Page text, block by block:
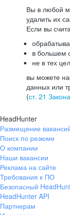
Вы в любой
удалить их
Если вы
в большем
не в тех
вы можете
данных или
(ст. 21 Закона
HeadHunter
Размещение
Поиск по резюме
О компании
Наши вакансии
Реклама на сайте
Требования к ПО
Безопасный
HeadHunter API
Партнерам